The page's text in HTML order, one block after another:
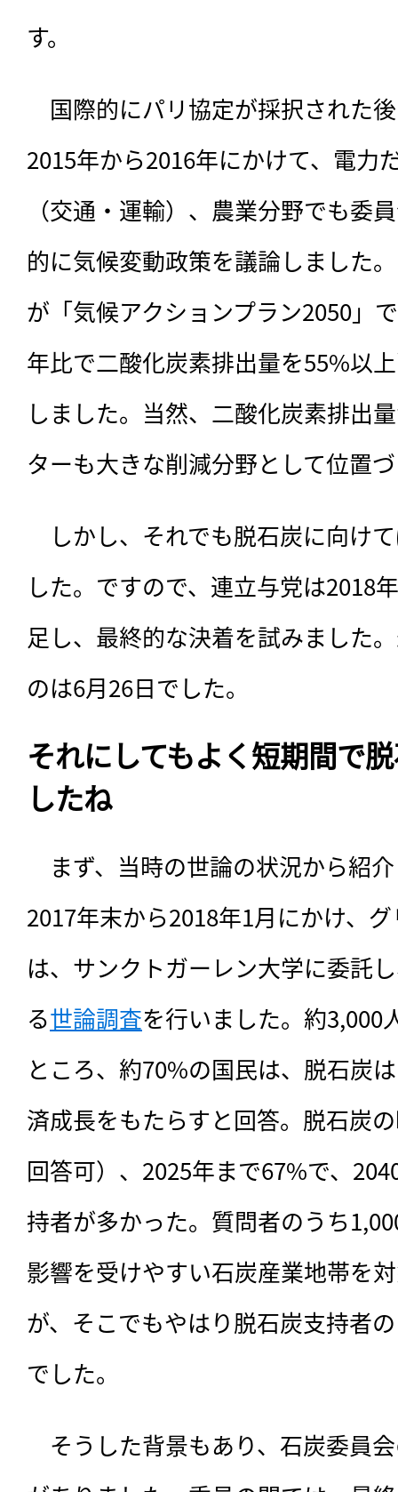
す。
国際的にパリ協定が採択された
2015年から2016年にかけて、電力
（交通・運輸）、農業分野でも委
的に気候変動政策を議論しました
が「気候アクションプラン2050」
年比で二酸化炭素排出量を55%以
しました。当然、二酸化炭素排出
ターも大きな削減分野として位置
しかし、それでも脱石炭に向け
した。ですので、連立与党は2018
足し、最終的な決着を試みました
のは6月26日でした。
それにしてもよく短期間で
したね
まず、当時の世論の状況から紹
2017年末から2018年1月にかけ、
は、サンクトガーレン大学に委託
る世論調査を行いました。約3,000
ところ、約70%の国民は、脱石炭
済成長をもたらすと回答。脱石炭
回答可）、2025年まで67%で、
持者が多かった。質問者のうち
影響を受けやすい石炭産業地帯を
が、そこでもやはり脱石炭支持者
でした。
そうした背景もあり、石炭委員